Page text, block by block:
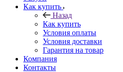
Как купить
Назад
Как купить
Условия оплаты
Условия доставки
Гарантия на товар
Компания
Контакты